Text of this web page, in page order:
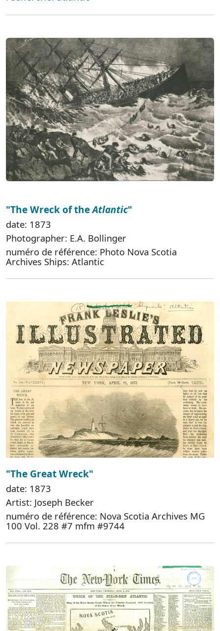
"The Wreck of theAtlantic"
date: 1873
Photographer: E.A. Bollinger
numéro de référence: Photo Nova Scotia
Archives Ships: Atlantic
"The Great Wreck"
date: 1873
Artist: Joseph Becker
numéro de référence: Nova Scotia Archives MG
100 Vol. 228 #7 mfm #9744